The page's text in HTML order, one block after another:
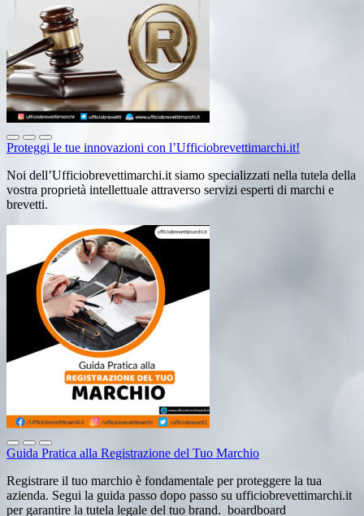
Proteggi le tue innovazioni con l’Ufficiobrevettimarchi.it!
Noi dell’Ufficiobrevettimarchi.it siamo specializzati nella tutela della
vostra proprietà intellettuale attraverso servizi esperti di marchi e
brevetti.
Guida Pratica alla Registrazione del Tuo Marchio
Registrare il tuo marchio è fondamentale per proteggere la tua
azienda. Segui la guida passo dopo passo su ufficiobrevettimarchi.it
per garantire la tutela legale del tuo brand. boardboard